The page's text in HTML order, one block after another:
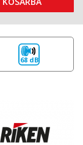
68 dB